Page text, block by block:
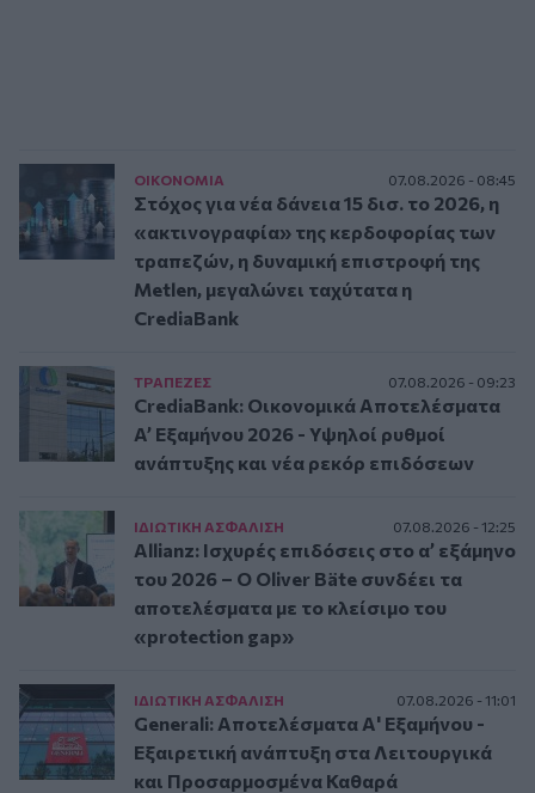
ΟΙΚΟΝΟΜΙΑ 07.08.2026 - 08:45
Στόχος για νέα δάνεια 15 δισ. το 2026, η
«ακτινογραφία» της κερδοφορίας των
τραπεζών, η δυναμική επιστροφή της
Metlen, μεγαλώνει ταχύτατα η
CrediaBank
ΤΡAΠΕΖΕΣ 07.08.2026 - 09:23
CrediaBank: Οικονομικά Αποτελέσματα
A’ Εξαμήνου 2026 - Υψηλοί ρυθμοί
ανάπτυξης και νέα ρεκόρ επιδόσεων
ΙΔΙΩΤΙΚΗ ΑΣΦAΛΙΣΗ 07.08.2026 - 12:25
Allianz: Ισχυρές επιδόσεις στο α’ εξάμηνο
του 2026 – Ο Oliver Bäte συνδέει τα
αποτελέσματα με το κλείσιμο του
«protection gap»
ΙΔΙΩΤΙΚΗ ΑΣΦAΛΙΣΗ 07.08.2026 - 11:01
Generali: Αποτελέσματα Α' Εξαμήνου -
Εξαιρετική ανάπτυξη στα Λειτουργικά
και Προσαρμοσμένα Καθαρά